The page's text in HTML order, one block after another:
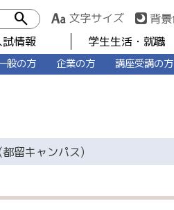
search
試情報 学生生活・就職
般の方 企業の方 講座受講の方
留キャンパス)